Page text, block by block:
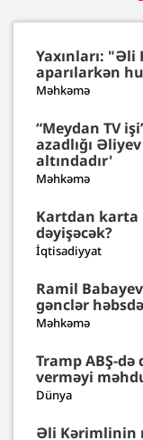
Yaxınları:
aparılarkən
Məhkəmə
“Meydan TV
azadlığı
altındadır'
Məhkəmə
Kartdan karta
dəyişəcək?
İqtisadiyyat
Ramil
gənclər
Məhkəmə
Tramp ABŞ-
verməyi
Dünya
Əli Kərimlinin